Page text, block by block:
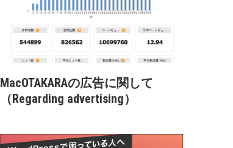
MacOTAKARAの広告に関して
（Regarding advertising）